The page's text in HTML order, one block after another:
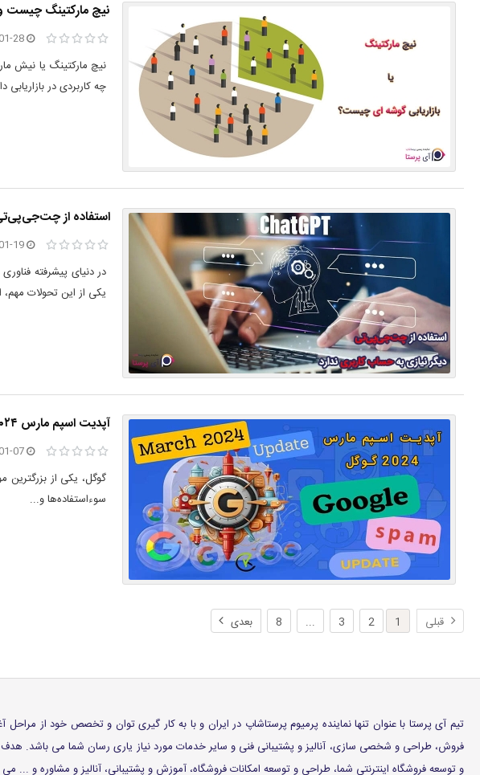
نیچ مارکتینگ چیست و
03-01-28 14:01:56 سه شنبه
نیچ مارکتینگ یا نیش
چه کاربردی در بازاریابی
استفاده از
03-01-19 15:01:42 یکشنبه
در دنیای پیشرفته
یکی از این تحولات مهم،
آپدیت اسپم مارس ۲۰۲۴ از سوی گوگل به پایان رسید
03-01-07 22:01:08 سه شنبه
گوگل، یکی از بزرگترین
سوءاستفاده‌ها و...
قبلی 1
2
3
...
8 بعدی
تیم آی پرستا با عنوان تنها نماینده پرمیوم پرستاشاپ در ایران و با به کار گیری توان و تخصص خود از
فروش، طراحی و شخصی سازی، آنالیز و پشتیبانی فنی و سایر خدمات مورد نیاز یاری رسان شما می باشد.
و توسعه فروشگاه اینترنتی شما، طراحی و توسعه امکانات فروشگاه، آموزش و پشتیبانی، آنالیز و مشاوره و